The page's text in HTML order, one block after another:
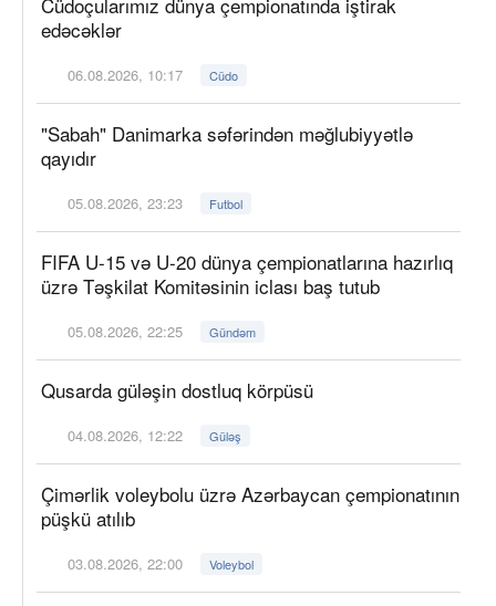
edəcəklər
06.08.2026, 10:17 Cüdo
"Sabah" Danimarka səfərindən məğlubiyyətlə
qayıdır
05.08.2026, 23:23 Futbol
FIFA U-15 və U-20 dünya çempionatlarına hazırlıq
üzrə Təşkilat Komitəsinin iclası baş tutub
05.08.2026, 22:25 Gündəm
Qusarda güləşin dostluq körpüsü
04.08.2026, 12:22 Güləş
Çimərlik voleybolu üzrə Azərbaycan çempionatının
püşkü atılıb
03.08.2026, 22:00 Voleybol